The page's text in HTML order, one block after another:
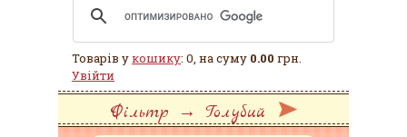
Товарів укошику: 0, на суму 0.00 грн.
Увійти
Фільтр → Голубий